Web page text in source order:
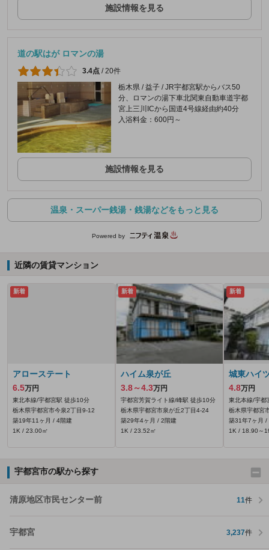
施設情報を見る
道の駅はが ロマンの湯
3.4点 / 20件
栃木県 / 益子 / JR宇都宮駅からバス50
分、ロマンの湯下車北関東自動車道宇都
宮上三川ICから国道4号線経由約40分
入浴料金：600円～
施設情報を見る
温泉・スーパー銭湯・銭湯などをもっと見る
Powered by
近隣の賃貸マンション
新着
アローステート
6.5万円
東北本線/宇都宮駅 徒歩10分
栃木県宇都宮市今泉2丁目9-12
築19年11ヶ月 / 4階建
1K / 23.00㎡
新着
ハイム泉が丘
3.8～4.3万円
宇都宮芳賀ライト線/峰駅 徒歩10分
栃木県宇都宮市泉が丘2丁目4-24
築29年4ヶ月 / 2階建
1K / 23.52㎡
新着
城東ハイ
4.8万円
東北本線/宇都
栃木県宇都宮
築31年7ヶ月 /
1K / 18.90～
宇都宮市の駅から探す
清原地区市民センター前 11件
宇都宮 3,237件